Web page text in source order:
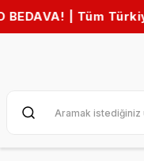
| Tüm Türkiye’ye